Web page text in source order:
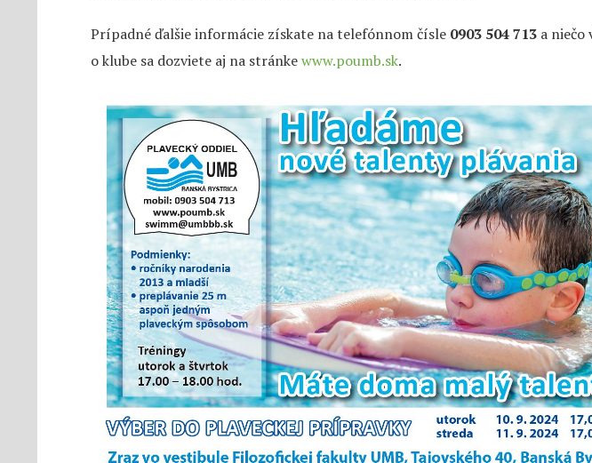
Prípadné ďalšie informácie získate na telefónnom čísle 0903 504 713 a niečo
o klube sa dozviete aj na stránkewww.poumb.sk.